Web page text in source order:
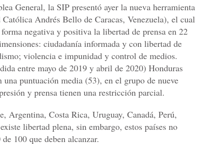
General, la SIP presentó ayer la nueva herramienta
Andrés Bello de Caracas, Venezuela), el cual
negativa y positiva la libertad de prensa en 22
ciudadanía informada y con libertad de
violencia e impunidad y control de medios.
entre mayo de 2019 y abril de 2020) Honduras
puntuación media (53), en el grupo de nueve
y prensa tienen una restricción parcial.
Argentina, Costa Rica, Uruguay, Canadá, Perú,
libertad plena, sin embargo, estos países no
100 que deben alcanzar.